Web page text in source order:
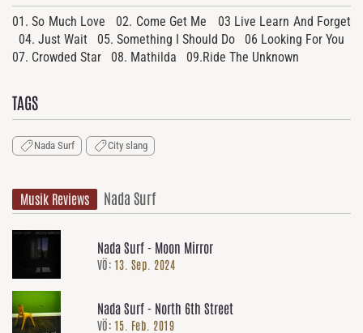
01. So Much Love 02. Come Get Me 03 Live Learn And Forget
04. Just Wait 05. Something I Should Do 06 Looking For You
07. Crowded Star 08. Mathilda 09.Ride The Unknown
TAGS
Nada Surf City slang
Musik Reviews Nada Surf
Nada Surf - Moon Mirror
VÖ: 13. Sep. 2024
Nada Surf - North 6th Street
VÖ: 15. Feb. 2019